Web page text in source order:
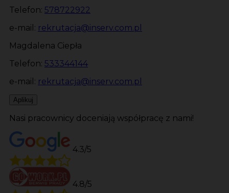
Telefon: 578722922
e-mail: rekrutacja@inserv.com.pl
Magdalena Ciepła
Telefon: 533344144
e-mail: rekrutacja@inserv.com.pl
Aplikuj
Nasi pracownicy doceniają współpracę z nami!
4.3/5
4.8/5